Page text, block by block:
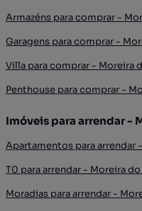
Armazéns para comprar -
Garagens para comprar -
Villa para comprar - Moreira
Penthouse para comprar -
Imóveis para arrendar -
Apartamentos para arrendar
T0 para arrendar - Moreira do
Moradias para arrendar -